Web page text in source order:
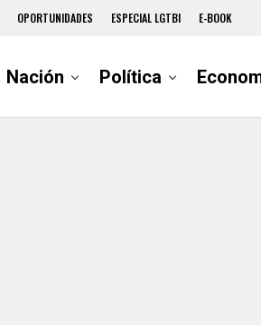
OPORTUNIDADES ESPECIAL LGTBI E-BOOK
Nación Política